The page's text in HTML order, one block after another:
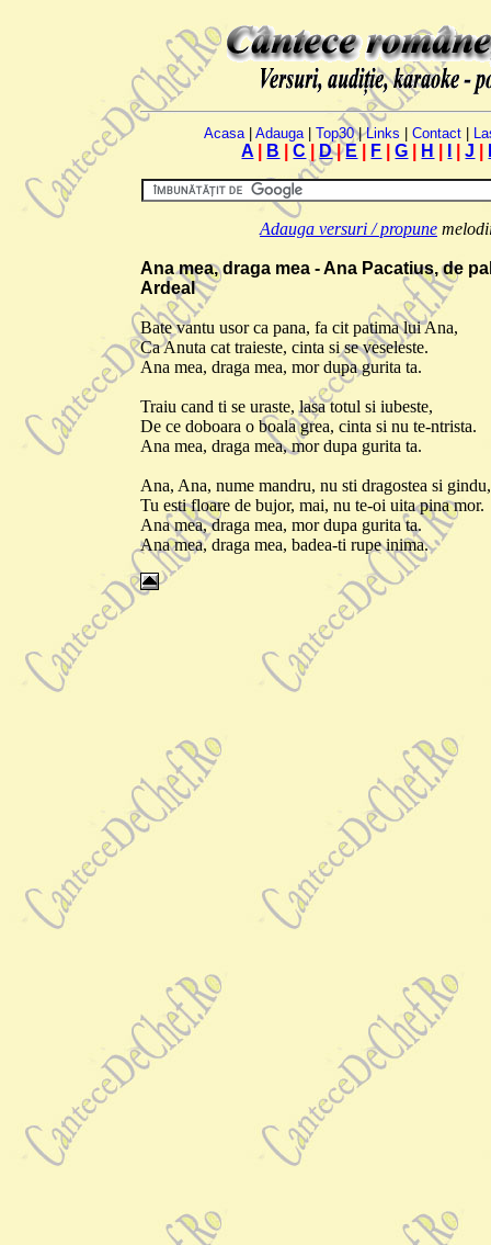
Acasa| Adauga| Top30|Links Contact
A B |C |D|E F |G H |J
Adauga versuri / propune
Ana mea, draga mea - Ana Pacatius, de
Ardeal
Bate vantu usor ca pana, fa cit patima lui Ana,
Ca Anuta cat traieste, cinta si se veseleste.
Ana mea, draga mea, mor dupa gurita ta.
Traiu cand ti se uraste, lasa totul si iubeste,
De ce doboara o boala grea, cinta si nu te-ntrista.
Ana mea, draga mea, mor dupa gurita ta.
Ana, Ana, nume mandru, nu sti dragostea si gindu,
Tu esti floare de bujor, mai, nu te-oi uita pina mor.
Ana mea, draga mea, mor dupa gurita ta.
Ana mea, draga mea, badea-ti rupe inima.